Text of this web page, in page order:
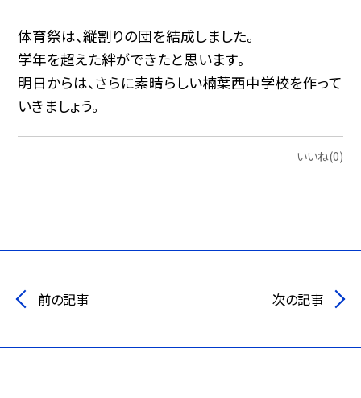
体育祭は、縦割りの団を結成しました。
学年を超えた絆ができたと思います。
明日からは、さらに素晴らしい楠葉西中学校を作って
いきましょう。
いいね(0)
前の記事 次の記事